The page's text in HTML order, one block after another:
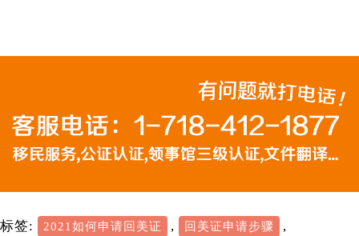
标签: 2021如何申请回美证 , 回美证申请步骤 ,